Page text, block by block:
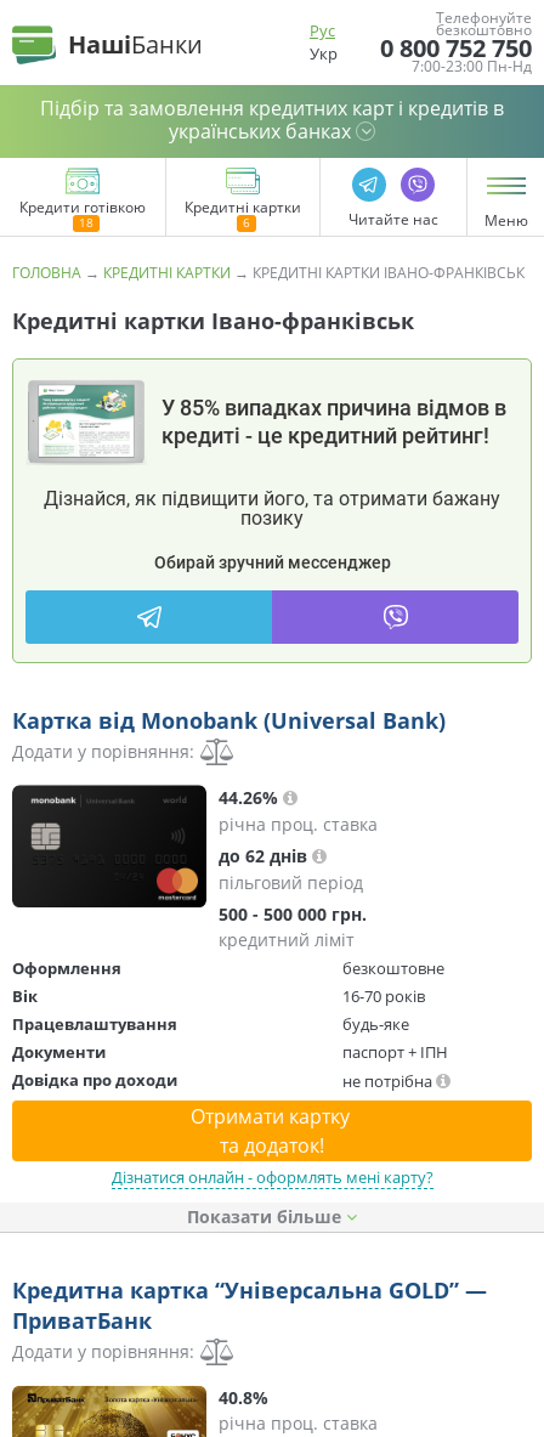
НашіБанки
Рус
Укр
Телефонуйте
безкоштовно
0 800 752 750
7:00-23:00 Пн-Нд
Підбір та замовлення кредитних карт і кредитів в
українських банках
Кредити готівкою Кредитні картки
Читайте нас Меню
ГОЛОВНА → КРЕДИТНІ КАРТКИ → КРЕДИТНІ КАРТКИ ІВАНО-ФРАНКІВСЬК
Кредитні картки Івано-франківськ
У 85% випадках причина відмов в
кредиті - це кредитний рейтинг!
Дізнайся, як підвищити його, та отримати бажану
позику
Обирай зручний мессенджер
Картка від Monobank (Universal Bank)
Додати у порівняння:
44.26%
річна проц. ставка
до 62 днів
пільговий період
500 - 500 000 грн.
кредитний ліміт
Оформлення
безкоштовне
Вік
16-70 років
Працевлаштування
будь-яке
Документи
паспорт + ІПН
Довідка про доходи
не потрібна
Отримати картку
та додаток!
Дізнатися онлайн - оформлять мені карту?
Показати
Кредитна картка “Універсальна GOLD” —
ПриватБанк
Додати у порівняння:
40.8%
річна проц. ставка